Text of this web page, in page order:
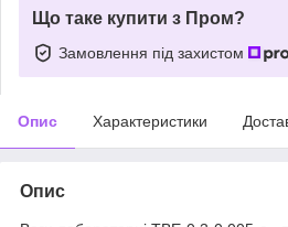
Що таке купити з Пром?
Замовлення під захистом
Опис Характеристики
Опис